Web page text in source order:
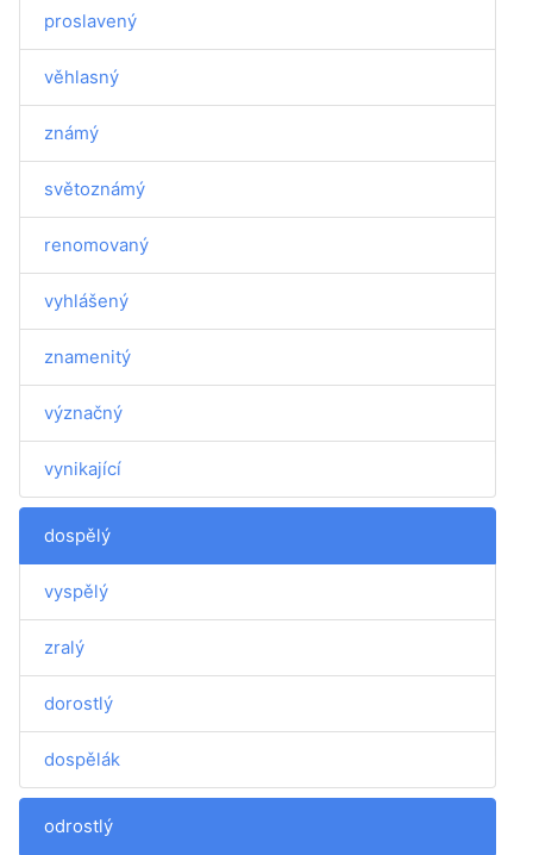
proslavený
věhlasný
známý
světoznámý
renomovaný
vyhlášený
znamenitý
význačný
vynikající
dospělý
vyspělý
zralý
dorostlý
dospělák
odrostlý